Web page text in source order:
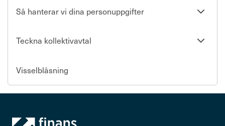
Så hanterar vi dina personuppgifter
Se
Teckna kollektivavtal
Se
Visselblåsning